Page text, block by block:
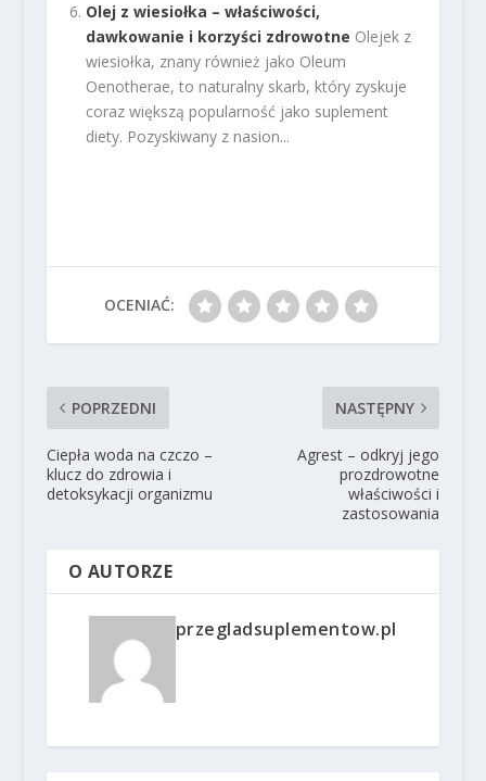
Olej z wiesiołka – właściwości,
dawkowanie i korzyści zdrowotne Olejek z
wiesiołka, znany również jako Oleum
Oenotherae, to naturalny skarb, który zyskuje
coraz większą popularność jako suplement
diety. Pozyskiwany z nasion...
OCENIAĆ:
POPRZEDNI
Ciepła woda na czczo –
klucz do zdrowia i
detoksykacji organizmu
NASTĘPNY
Agrest – odkryj jego
prozdrowotne
właściwości i
zastosowania
O AUTORZE
przegladsuplementow.pl